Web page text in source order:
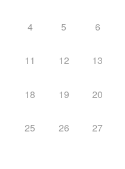
4 5 6
11 12 13
18 19 20
25 26 27